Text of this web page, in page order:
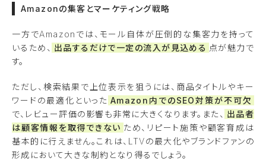
Amazonの集客とマーケティング戦略
一方でAmazonでは、モール自体が圧倒的な集客力を持って
いるため、 出品するだけで一定の流入が見込める 点が魅力で
す。
ただし、検索結果で上位表示を狙うには、商品タイトルやキー
ワードの最適化といった Amazon内でのSEO対策が不可欠
で、レビュー評価の影響も非常に大きくなります。また、 出品者
は顧客情報を取得できない ため、リピート施策や顧客育成は
基本的に行えません。これは、LTVの最大化やブランドファンの
形成において大きな制約となり得るでしょう。